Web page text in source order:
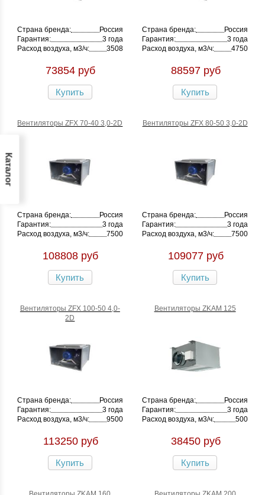
Каталог
Страна бренда:
Россия
Гарантия:
3 года
Расход воздуха, м3/ч:
3508
73854 руб
Купить
Страна бренда:
Россия
Гарантия:
3 года
Расход воздуха, м3/ч:
4750
88597 руб
Купить
Вентиляторы ZFX 70-40 3,0-2D
Страна бренда:
Россия
Гарантия:
3 года
Расход воздуха, м3/ч:
7500
108808 руб
Купить
Вентиляторы ZFX 80-50 3,0-2D
Страна бренда:
Россия
Гарантия:
3 года
Расход воздуха, м3/ч:
7500
109077 руб
Купить
Вентиляторы ZFX 100-50 4,0-
2D
Страна бренда:
Россия
Гарантия:
3 года
Расход воздуха, м3/ч:
9500
113250 руб
Купить
Вентиляторы ZKAM 125
Страна бренда:
Россия
Гарантия:
3 года
Расход воздуха, м3/ч:
500
38450 руб
Купить